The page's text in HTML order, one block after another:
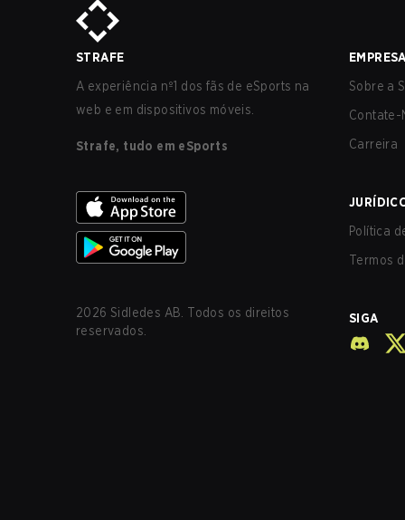
STRAFE
A experiência nº1 dos fãs de eSports na
web e em dispositivos móveis.
Strafe, tudo em eSports
2026 Sidledes AB. Todos os direitos
reservados.
Sobre a
Contate-
Carreira
Política
Termos
SIGA